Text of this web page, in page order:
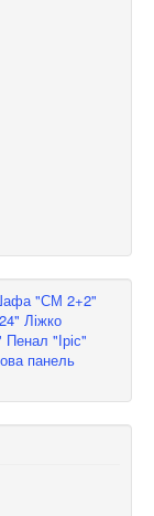
"СМ 2+2"
Ліжко
Пенал "Іріс"
панель